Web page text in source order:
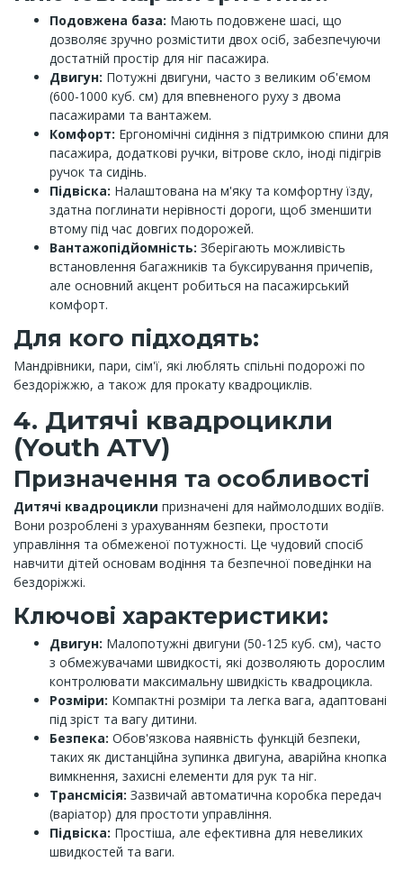
Подовжена база: Мають подовжене шасі, що
дозволяє зручно розмістити двох осіб, забезпечуючи
достатній простір для ніг пасажира.
Двигун: Потужні двигуни, часто з великим об'ємом
(600-1000 куб. см) для впевненого руху з двома
пасажирами та вантажем.
Комфорт: Ергономічні сидіння з підтримкою спини для
пасажира, додаткові ручки, вітрове скло, іноді підігрів
ручок та сидінь.
Підвіска: Налаштована на м'яку та комфортну їзду,
здатна поглинати нерівності дороги, щоб зменшити
втому під час довгих подорожей.
Вантажопідйомність: Зберігають можливість
встановлення багажників та буксирування причепів,
але основний акцент робиться на пасажирський
комфорт.
Для кого підходять:
Мандрівники, пари, сім'ї, які люблять спільні подорожі по
бездоріжжю, а також для прокату квадроциклів.
4. Дитячі квадроцикли
(Youth ATV)
Призначення та особливості
Дитячі квадроцикли призначені для наймолодших водіїв.
Вони розроблені з урахуванням безпеки, простоти
управління та обмеженої потужності. Це чудовий спосіб
навчити дітей основам водіння та безпечної поведінки на
бездоріжжі.
Ключові характеристики:
Двигун: Малопотужні двигуни (50-125 куб. см), часто
з обмежувачами швидкості, які дозволяють дорослим
контролювати максимальну швидкість квадроцикла.
Розміри: Компактні розміри та легка вага, адаптовані
під зріст та вагу дитини.
Безпека: Обов'язкова наявність функцій безпеки,
таких як дистанційна зупинка двигуна, аварійна кнопка
вимкнення, захисні елементи для рук та ніг.
Трансмісія: Зазвичай автоматична коробка передач
(варіатор) для простоти управління.
Підвіска: Простіша, але ефективна для невеликих
швидкостей та ваги.